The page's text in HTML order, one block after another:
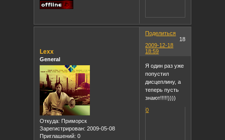
Поделиться
18
2009-12-18
18:59
Lexx
General
Откуда: Приморск
Зарегистрирован: 2009-05-08
Приглашений: 0
Я один раз уже
попустил
дисцеплину, а
теперь пусть
знают!!!!!))))
0